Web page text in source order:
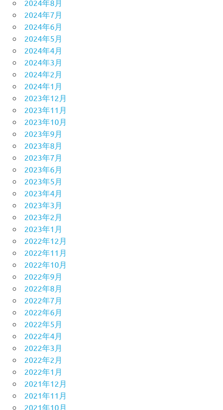
2024年8月
2024年7月
2024年6月
2024年5月
2024年4月
2024年3月
2024年2月
2024年1月
2023年12月
2023年11月
2023年10月
2023年9月
2023年8月
2023年7月
2023年6月
2023年5月
2023年4月
2023年3月
2023年2月
2023年1月
2022年12月
2022年11月
2022年10月
2022年9月
2022年8月
2022年7月
2022年6月
2022年5月
2022年4月
2022年3月
2022年2月
2022年1月
2021年12月
2021年11月
2021年10月